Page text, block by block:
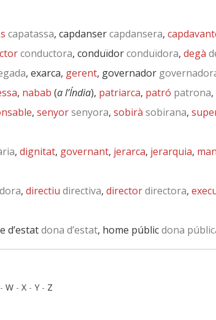
capatassa, capdansercapdansera,
conductora, conduïdorconduïdora, degà
, exarca, gerent, governador
, nabab (a l’Índia), patriarca, patró patrona,
, senyorsenyora, sobirà sobirana,
, dignitat, governant, jerarca, jerarquia,
, directiu directiva, directordirectora,
d’estatdona d’estat, home públicdona
W - X - Y - Z